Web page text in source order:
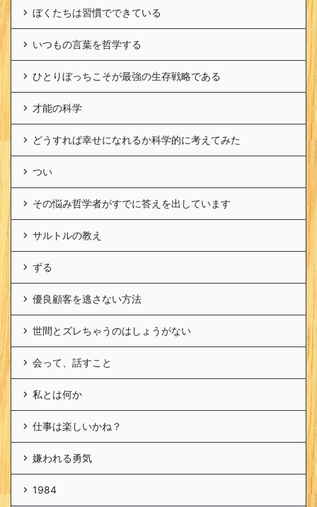
ぼくたちは習慣でできている
いつもの言葉を哲学する
ひとりぼっちこそが最強の生存戦略である
才能の科学
どうすれば幸せになれるか科学的に考えてみた
つい
その悩み哲学者がすでに答えを出しています
サルトルの教え
ずる
優良顧客を逃さない方法
世間とズレちゃうのはしょうがない
会って、話すこと
私とは何か
仕事は楽しいかね？
嫌われる勇気
1984